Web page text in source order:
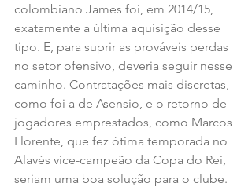
colombiano James foi, em 2014/15,
exatamente a última aquisição desse
tipo. E, para suprir as prováveis perdas
no setor ofensivo, deveria seguir nesse
caminho. Contratações mais discretas,
como foi a de Asensio, e o retorno de
jogadores emprestados, como Marcos
Llorente, que fez ótima temporada no
Alavés vice-campeão da Copa do Rei,
seriam uma boa solução para o clube.